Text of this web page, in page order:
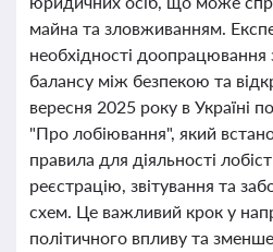
майна та зловживанням.
необхідності доопрацювання
балансу між безпекою та
вересня 2025 року в Україні
"Про лобіювання", який
правила для діяльності
реєстрацію, звітування та
схем. Це важливий крок у
політичного впливу та